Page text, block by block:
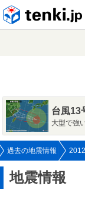
台風13
大型で強
過去の地震情報
地震情報